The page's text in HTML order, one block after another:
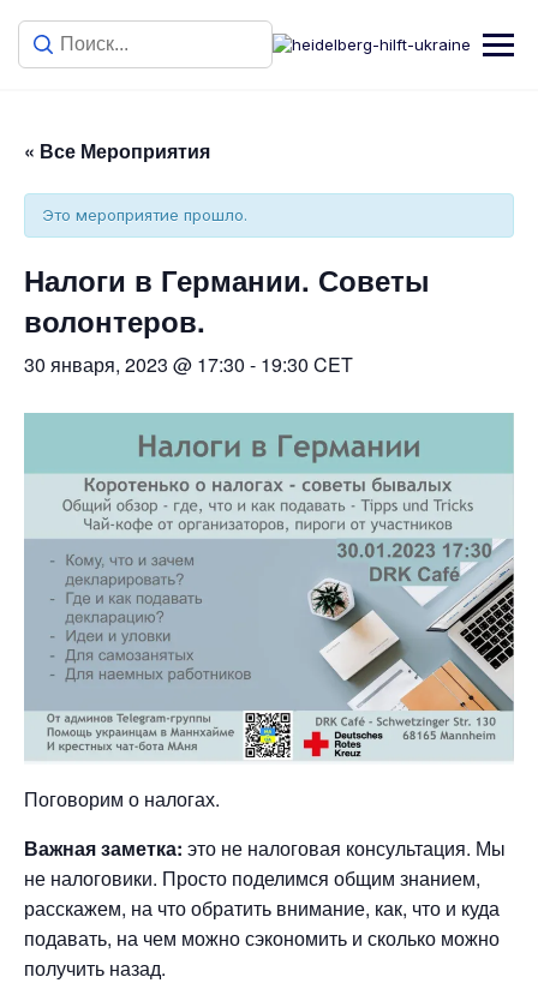
« Все Мероприятия
Это мероприятие прошло.
Налоги в Германии. Советы
волонтеров.
30 января, 2023 @ 17:30 - 19:30 CET
Поговорим о налогах.
Важная заметка: это не налоговая консультация. Мы
не налоговики. Просто поделимся общим знанием,
расскажем, на что обратить внимание, как, что и куда
подавать, на чем можно сэкономить и сколько можно
получить назад.